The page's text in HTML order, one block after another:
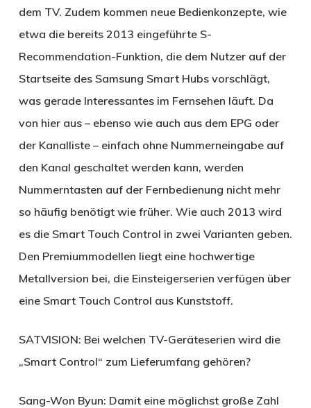
dem TV. Zudem kommen neue Bedienkonzepte, wie
etwa die bereits 2013 eingeführte S-
Recommendation-Funktion, die dem Nutzer auf der
Startseite des Samsung Smart Hubs vorschlägt,
was gerade Interessantes im Fernsehen läuft. Da
von hier aus – ebenso wie auch aus dem EPG oder
der Kanalliste – einfach ohne Nummerneingabe auf
den Kanal geschaltet werden kann, werden
Nummerntasten auf der Fernbedienung nicht mehr
so häufig benötigt wie früher. Wie auch 2013 wird
es die Smart Touch Control in zwei Varianten geben.
Den Premiummodellen liegt eine hochwertige
Metallversion bei, die Einsteigerserien verfügen über
eine Smart Touch Control aus Kunststoff.
SATVISION: Bei welchen TV-Geräteserien wird die
„Smart Control“ zum Lieferumfang gehören?
Sang-Won Byun: Damit eine möglichst große Zahl